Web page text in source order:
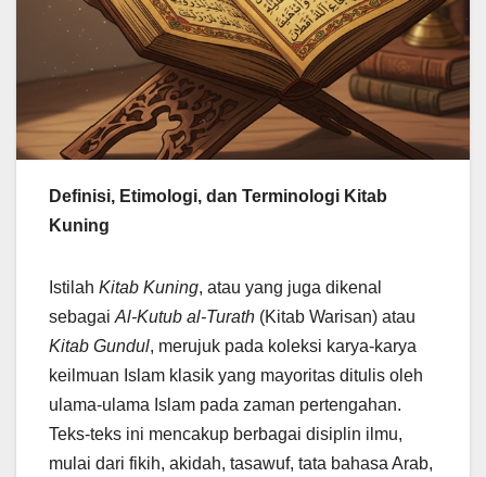
Definisi, Etimologi, dan Terminologi Kitab
Kuning
Istilah Kitab Kuning, atau yang juga dikenal
sebagai Al-Kutub al-Turath (Kitab Warisan) atau
Kitab Gundul, merujuk pada koleksi karya-karya
keilmuan Islam klasik yang mayoritas ditulis oleh
ulama-ulama Islam pada zaman pertengahan.
Teks-teks ini mencakup berbagai disiplin ilmu,
mulai dari fikih, akidah, tasawuf, tata bahasa Arab,